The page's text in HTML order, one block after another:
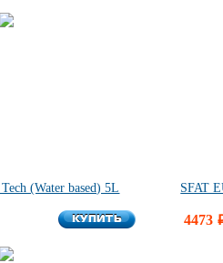
(Water based) 5L
КУПИТЬ
КУПИТЬ
SFAT
4473